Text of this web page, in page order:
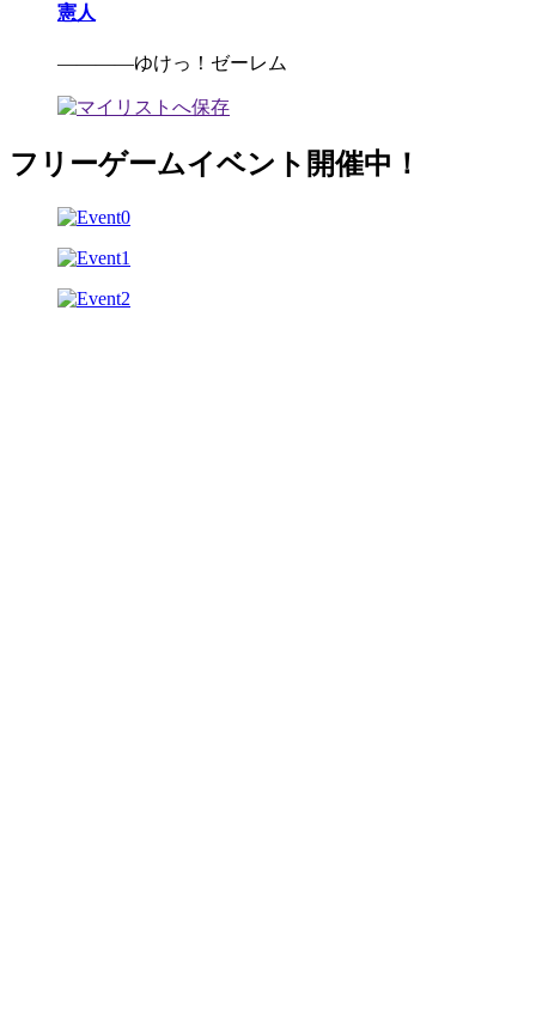
憲人
――――ゆけっ！ゼーレム
フリーゲームイベント開催中！